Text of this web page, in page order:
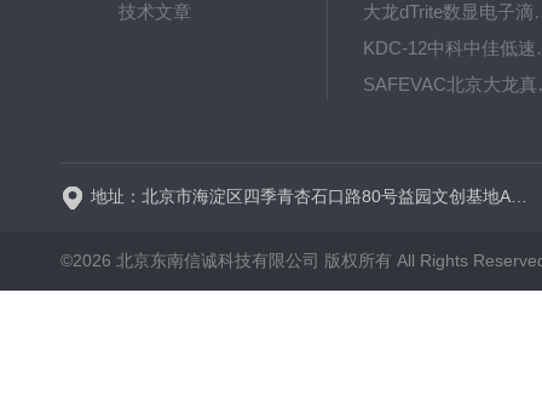
技术文章
大龙dTrite
KDC-
©2026 北京东南信诚科技有限公司 版权所有 All Rights